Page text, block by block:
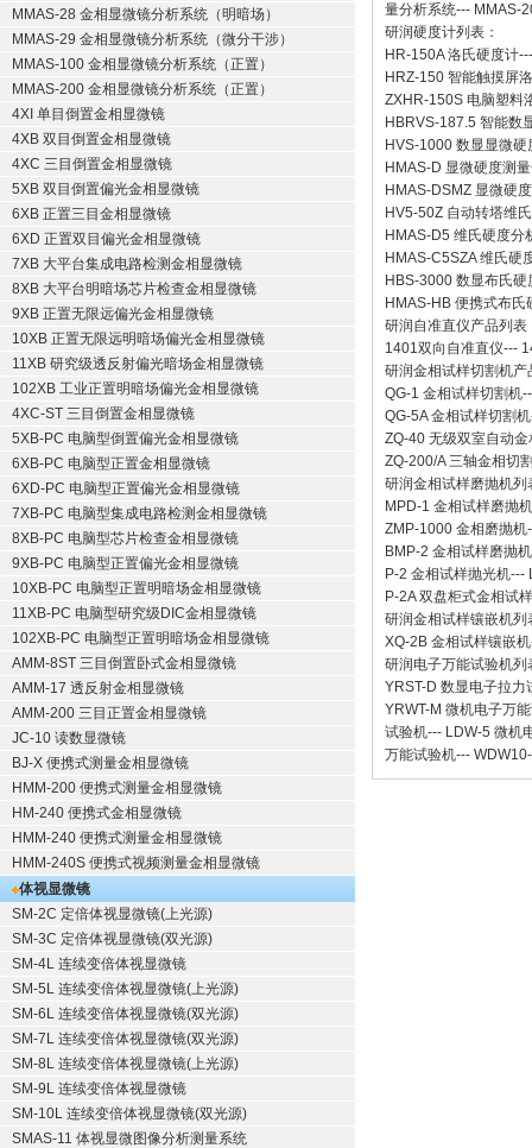
MMAS-28 金相显微镜分析系统（明暗场）
MMAS-29 金相显微镜分析系统（微分干涉）
MMAS-100 金相显微镜分析系统（正置）
MMAS-200 金相显微镜分析系统（正置）
4XI 单目倒置金相显微镜
4XB 双目倒置金相显微镜
4XC 三目倒置金相显微镜
5XB 双目倒置偏光金相显微镜
6XB 正置三目金相显微镜
6XD 正置双目偏光金相显微镜
7XB 大平台集成电路检测金相显微镜
8XB 大平台明暗场芯片检查金相显微镜
9XB 正置无限远偏光金相显微镜
10XB 正置无限远明暗场偏光金相显微镜
11XB 研究级透反射偏光暗场金相显微镜
102XB 工业正置明暗场偏光金相显微镜
4XC-ST 三目倒置金相显微镜
5XB-PC 电脑型倒置偏光金相显微镜
6XB-PC 电脑型正置金相显微镜
6XD-PC 电脑型正置偏光金相显微镜
7XB-PC 电脑型集成电路检测金相显微镜
8XB-PC 电脑型芯片检查金相显微镜
9XB-PC 电脑型正置偏光金相显微镜
10XB-PC 电脑型正置明暗场金相显微镜
11XB-PC 电脑型研究级DIC金相显微镜
102XB-PC 电脑型正置明暗场金相显微镜
AMM-8ST 三目倒置卧式金相显微镜
AMM-17 透反射金相显微镜
AMM-200 三目正置金相显微镜
JC-10 读数显微镜
BJ-X 便携式测量金相显微镜
HMM-200 便携式测量金相显微镜
HM-240 便携式金相显微镜
HMM-240 便携式测量金相显微镜
HMM-240S 便携式视频测量金相显微镜
体视显微镜
SM-2C 定倍体视显微镜(上光源)
SM-3C 定倍体视显微镜(双光源)
SM-4L 连续变倍体视显微镜
SM-5L 连续变倍体视显微镜(上光源)
SM-6L 连续变倍体视显微镜(双光源)
SM-7L 连续变倍体视显微镜(双光源)
SM-8L 连续变倍体视显微镜(上光源)
SM-9L 连续变倍体视显微镜
SM-10L 连续变倍体视显微镜(双光源)
SMAS-11 体视显微图像分析测量系统
量分析系统--- MMAS-
研润硬度计列表：
HR-150A 洛氏硬度计
HRZ-150 智能触摸屏
ZXHR-150S 电脑塑料
HBRVS-187.5 智能数
HVS-1000 数显显微硬
HMAS-D 显微硬度测
HMAS-DSMZ 显微硬
HV5-50Z 自动转塔维
HMAS-D5 维氏硬度分
HMAS-C5SZA 维氏硬
HBS-3000 数显布氏硬
HMAS-HB 便携式布氏
研润自准直仪产品列表
1401双向自准直仪---
研润金相试样切割机产
QG-1 金相试样切割机
QG-5A 金相试样切割机
ZQ-40 无级双室自动金
ZQ-200/A 三轴金相切
研润金相试样磨抛机列
MPD-1 金相试样磨抛机
ZMP-1000 金相磨抛机
BMP-2 金相试样磨抛机
P-2 金相试样抛光机---
P-2A 双盘柜式金相试
研润金相试样镶嵌机列
XQ-2B 金相试样镶嵌机
研润电子万能试验机列
YRST-D 数显电子拉力
YRWT-M 微机电子万
试验机--- LDW-5 微机
万能试验机---